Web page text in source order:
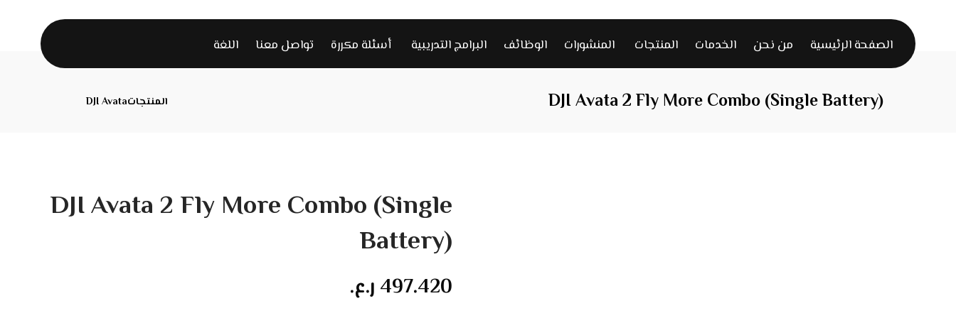
الصفحة الرئيسية من نحن الخدمات المنتجات المنشورات الوظائف البرامج التدريبية أسئلة مكررة تواصل معنا اللغة
DJI Avata 2 Fly More Combo (Single Battery) المنتجاتDJI Avata
DJI Avata 2 Fly More Combo (Single
Battery)
497.420 ر.ع.